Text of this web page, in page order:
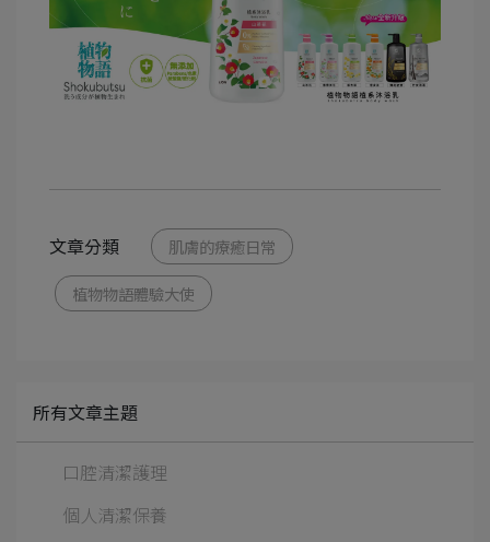
文章分類 肌膚的療癒日常
植物物語體驗大使
所有文章主題
口腔清潔護理
個人清潔保養